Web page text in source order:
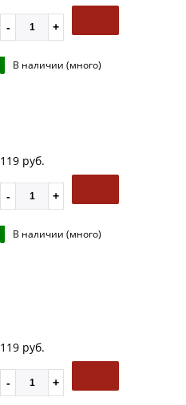
В наличии (много)
119 руб.
В наличии (много)
119 руб.